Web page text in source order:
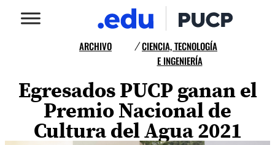
ARCHIVO /CIENCIA, TECNOLOGÍA
E INGENIERÍA
Egresados PUCP ganan el
Premio Nacional de
Cultura del Agua 2021